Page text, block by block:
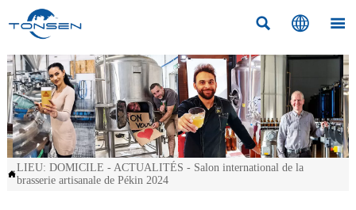
  

LIEU: DOMICILE - ACTUALITÉS - Salon international de la
brasserie artisanale de Pékin 2024